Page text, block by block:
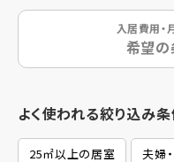
入居費用・
希望
よく使われる絞り込み
25㎡以上の居室 夫婦